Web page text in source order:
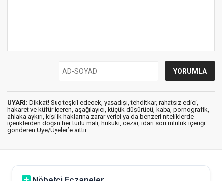
UYARI: Dikkat! Suç teşkil edecek, yasadışı, tehditkar, rahatsız edici,
hakaret ve küfür içeren, aşağılayıcı, küçük düşürücü, kaba, pornografik,
ahlaka aykırı, kişilik haklarına zarar verici ya da benzeri niteliklerde
içeriklerden doğan her türlü mali, hukuki, cezai, idari sorumluluk içeriği
gönderen Üye/Üyeler’e aittir.